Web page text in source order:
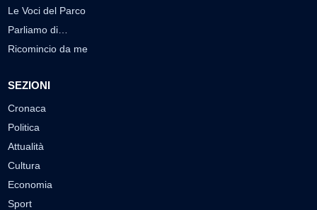
Le Voci del Parco
Parliamo di…
Ricomincio da me
SEZIONI
Cronaca
Politica
Attualità
Cultura
Economia
Sport